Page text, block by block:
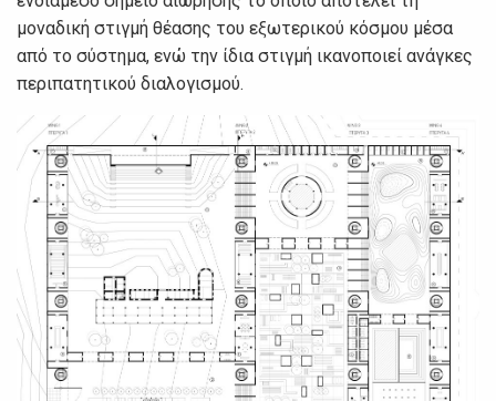
μοναδική στιγμή θέασης του εξωτερικού κόσμου μέσα
από το σύστημα, ενώ την ίδια στιγμή ικανοποιεί ανάγκες
περιπατητικού διαλογισμού.